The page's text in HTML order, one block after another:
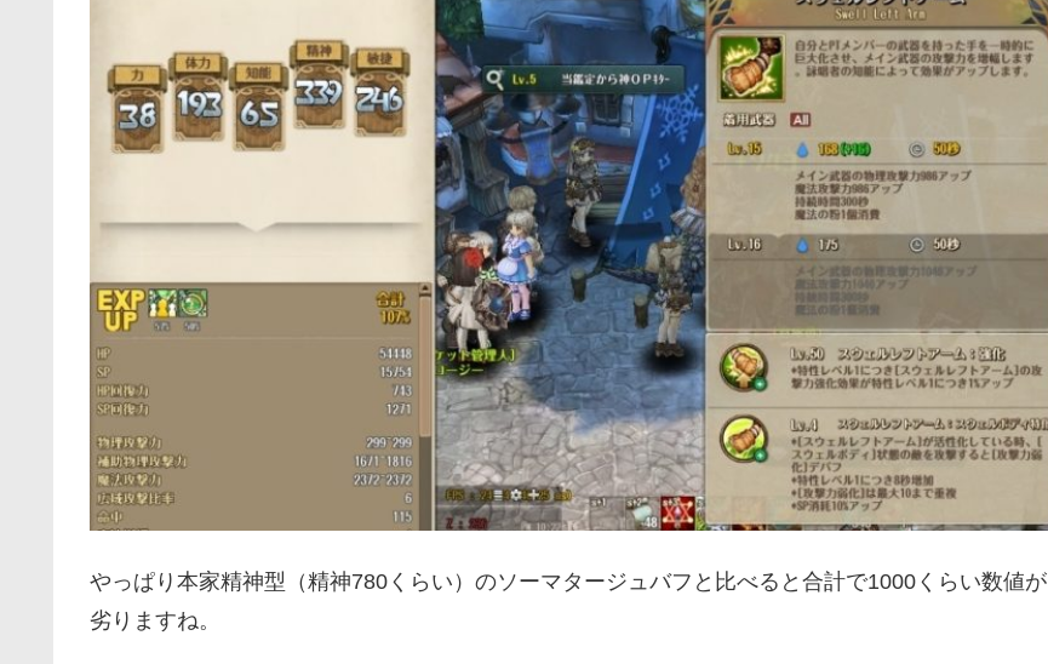
やっぱり本家精神型（精神780くらい）のソーマタージュバフと比べると合計で1000くらい数値が
劣りますね。